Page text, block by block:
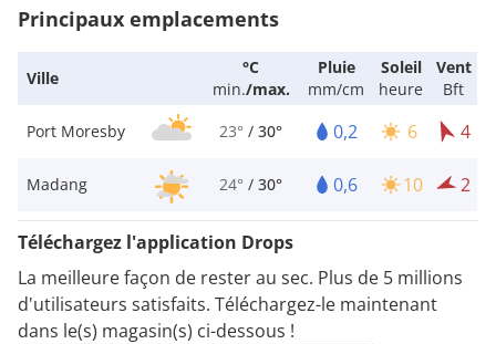
Principaux emplacements
Ville
°C
min./max.
Pluie
mm/cm
Soleil
heure
Vent
Bft
Port Moresby
23° / 30° 0,2 6 4
Madang 24° / 30° 0,6 10 2
Téléchargez l'application Drops
La meilleure façon de rester au sec. Plus de 5 millions
d'utilisateurs satisfaits. Téléchargez-le maintenant
dans le(s) magasin(s) ci-dessous !